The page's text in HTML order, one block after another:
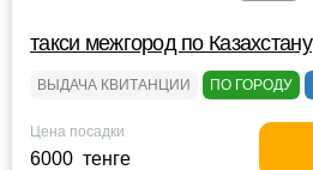
такси межгород по Казахстану
ВЫДАЧА КВИТАНЦИИ ПО ГОРОДУ
Цена посадки
6000 тенге